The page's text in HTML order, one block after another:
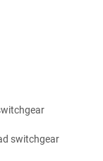
switchgear